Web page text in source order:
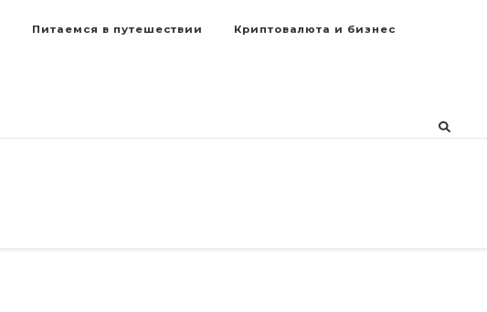
Питаемся в путешествии Криптовалюта и бизнес